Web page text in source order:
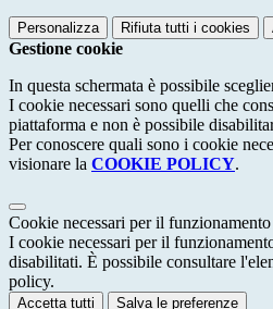
Personalizza Rifiuta tutti i cookies
Gestione cookie
In questa schermata è possibile
I cookie necessari sono quelli che
piattaforma e non è possibile
Per conoscere quali sono i cookie
visionare la COOKIE POLICY.
Cookie necessari per il funzionamento
I cookie necessari per il
disabilitati. È possibile consultare
policy.
Accetta tutti Salva le preferenze